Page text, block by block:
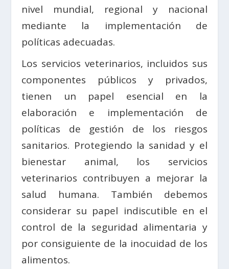
nivel mundial, regional y nacional
mediante la implementación de
políticas adecuadas.
Los servicios veterinarios, incluidos sus
componentes públicos y privados,
tienen un papel esencial en la
elaboración e implementación de
políticas de gestión de los riesgos
sanitarios. Protegiendo la sanidad y el
bienestar animal, los servicios
veterinarios contribuyen a mejorar la
salud humana. También debemos
considerar su papel indiscutible en el
control de la seguridad alimentaria y
por consiguiente de la inocuidad de los
alimentos.